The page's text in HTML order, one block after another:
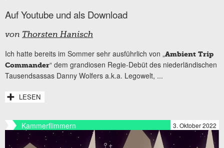
Auf Youtube und als Download
von Thorsten Hanisch
Ich hatte bereits im Sommer sehr ausführlich von „Ambient Trip
Commander“ dem grandiosen Regie-Debüt des niederländischen
Tausendsassas Danny Wolfers a.k.a. Legowelt, ...
LESEN
Kammerflimmern 3. Oktober 2022